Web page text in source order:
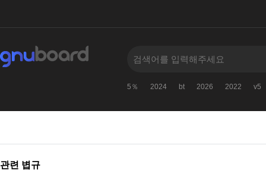
5％ 2024 bt 2026 2022 v5
관련 볍규